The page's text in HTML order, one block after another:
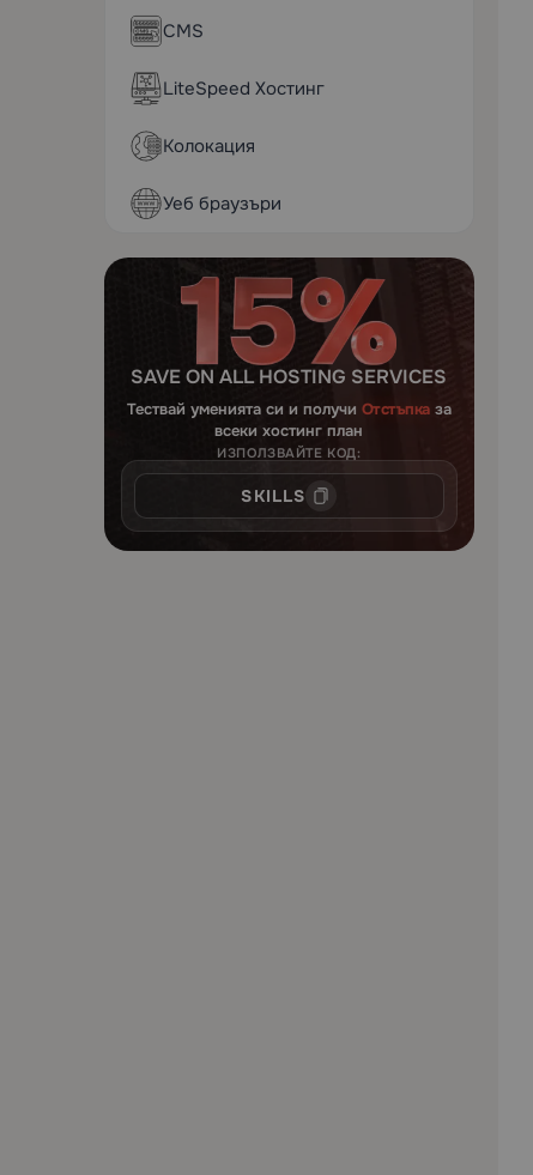
CMS
LiteSpeed Хостинг
Колокация
Уеб браузъри
SAVE ON ALL HOSTING SERVICES
Тествай уменията си и получи Отстъпказа
всеки хостинг план
ИЗПОЛЗВАЙТЕ КОД:
SKILLS